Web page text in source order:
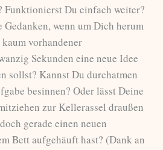
Funktionierst Du einfach weiter?
wenn um Dich herum
vorhandener
Sekunden eine neue Idee
sollst? Kannst Du durchatmen
besinnen? Oder lässt Deine
zur Kellerassel draußen
gerade einen neuen
Bett aufgehäuft hast? (Dank an